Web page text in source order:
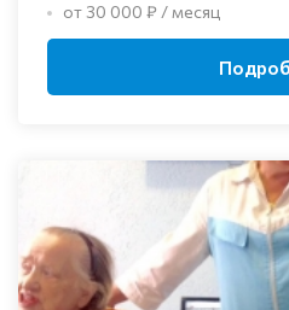
от 30 000 ₽ / месяц